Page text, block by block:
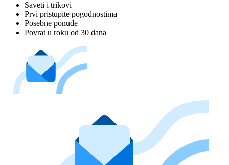
Saveti i trikovi
Prvi pristupite pogodnostima
Posebne ponude
Povrat u roku od 30 dana